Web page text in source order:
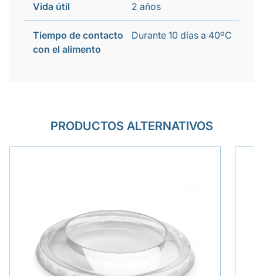
Vida útil 2 años
Tiempo de contacto
con el alimento
Durante 10 días a 40ºC
PRODUCTOS ALTERNATIVOS